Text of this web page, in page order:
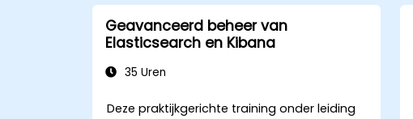
Geavanceerd beheer van
Elasticsearch en Kibana
35 Uren
Deze praktijkgerichte training onder leiding